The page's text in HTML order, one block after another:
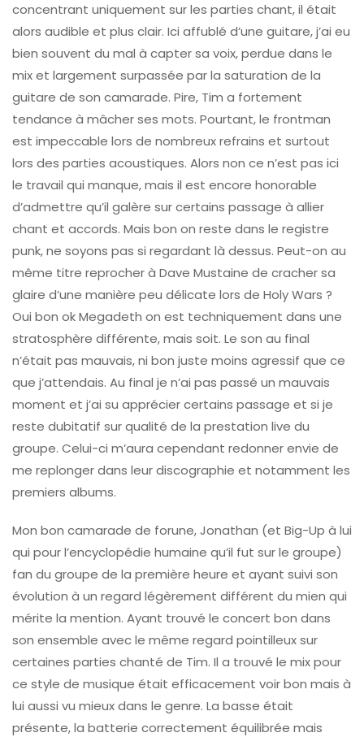
concentrant uniquement sur les parties chant, il était
alors audible et plus clair. Ici affublé d’une guitare, j’ai eu
bien souvent du mal à capter sa voix, perdue dans le
mix et largement surpassée par la saturation de la
guitare de son camarade. Pire, Tim a fortement
tendance à mâcher ses mots. Pourtant, le frontman
est impeccable lors de nombreux refrains et surtout
lors des parties acoustiques. Alors non ce n’est pas ici
le travail qui manque, mais il est encore honorable
d’admettre qu’il galère sur certains passage à allier
chant et accords. Mais bon on reste dans le registre
punk, ne soyons pas si regardant là dessus. Peut-on au
même titre reprocher à Dave Mustaine de cracher sa
glaire d’une manière peu délicate lors de Holy Wars ?
Oui bon ok Megadeth on est techniquement dans une
stratosphère différente, mais soit. Le son au final
n’était pas mauvais, ni bon juste moins agressif que ce
que j’attendais. Au final je n’ai pas passé un mauvais
moment et j’ai su apprécier certains passage et si je
reste dubitatif sur qualité de la prestation live du
groupe. Celui-ci m’aura cependant redonner envie de
me replonger dans leur discographie et notamment les
premiers albums.
Mon bon camarade de forune, Jonathan (et Big-Up à lui
qui pour l’encyclopédie humaine qu’il fut sur le groupe)
fan du groupe de la première heure et ayant suivi son
évolution à un regard légèrement différent du mien qui
mérite la mention. Ayant trouvé le concert bon dans
son ensemble avec le même regard pointilleux sur
certaines parties chanté de Tim. Il a trouvé le mix pour
ce style de musique était efficacement voir bon mais à
lui aussi vu mieux dans le genre. La basse était
présente, la batterie correctement équilibrée mais